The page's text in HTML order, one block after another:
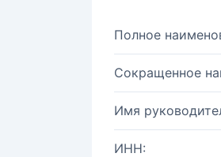
Полное
Сокращенное
Имя
ИНН: